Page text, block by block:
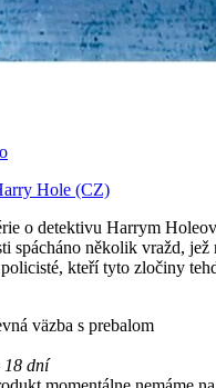
Hole (CZ)
o detektivu Harrym
spácháno několik vražd, jež
kteří tyto zločiny
väzba s prebalom
18 dní